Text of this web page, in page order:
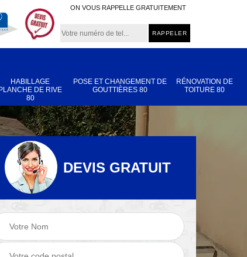
ON VOUS RAPPELLE GRATUITEMENT
HABILLAGE
PLANCHE DE RIVE
80
POSE ET CHANGEMENT DE
GOUTTIÈRES 80
RÉNOVATION DE
TOITURE 80
Nettoyage et
démoussage de
toiture 80
Réparation de
toiture 80
DEVIS GRATUIT